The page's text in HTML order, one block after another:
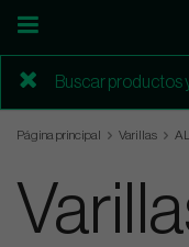
Página principal Varillas